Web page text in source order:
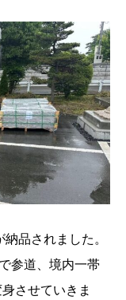
品されました。
参道、境内一帯
させていきま